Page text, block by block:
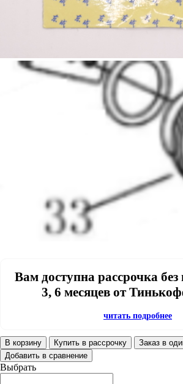
Вам доступна рассрочка
3, 6 месяцев от
читать подробнее
В корзину Купить в рассрочку
Заказ в
Добавить в сравнение
Выбрать